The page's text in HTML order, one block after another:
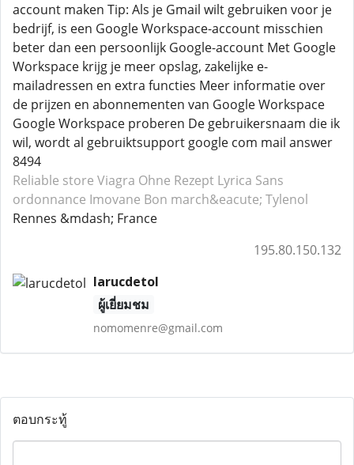
account maken Tip: Als je Gmail wilt gebruiken voor je
bedrijf, is een Google Workspace-account misschien
beter dan een persoonlijk Google-account Met Google
Workspace krijg je meer opslag, zakelijke e-
mailadressen en extra functies Meer informatie over
de prijzen en abonnementen van Google Workspace
Google Workspace proberen De gebruikersnaam die ik
wil, wordt al gebruiktsupport google com mail answer
8494
Reliable store Viagra Ohne Rezept Lyrica Sans
ordonnance Imovane Bon march&eacute; Tylenol
Rennes &mdash; France
195.80.150.132
larucdetol
ผู้เยี่ยมชม
nomomenre@gmail.com
ตอบกระทู้